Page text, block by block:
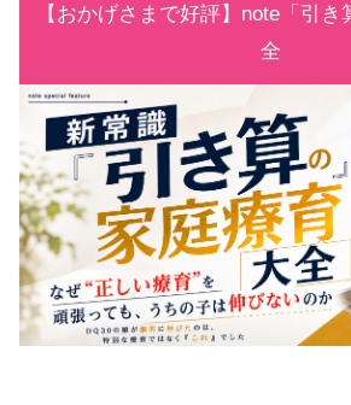
【おかげさまで好評】note「引
全